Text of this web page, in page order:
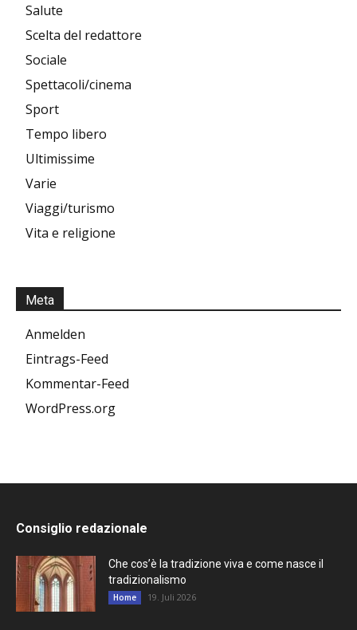
Salute
Scelta del redattore
Sociale
Spettacoli/cinema
Sport
Tempo libero
Ultimissime
Varie
Viaggi/turismo
Vita e religione
Meta
Anmelden
Eintrags-Feed
Kommentar-Feed
WordPress.org
Consiglio redazionale
Che cos’è la tradizione viva e come nasce il
tradizionalismo
Home 19. Juli 2026